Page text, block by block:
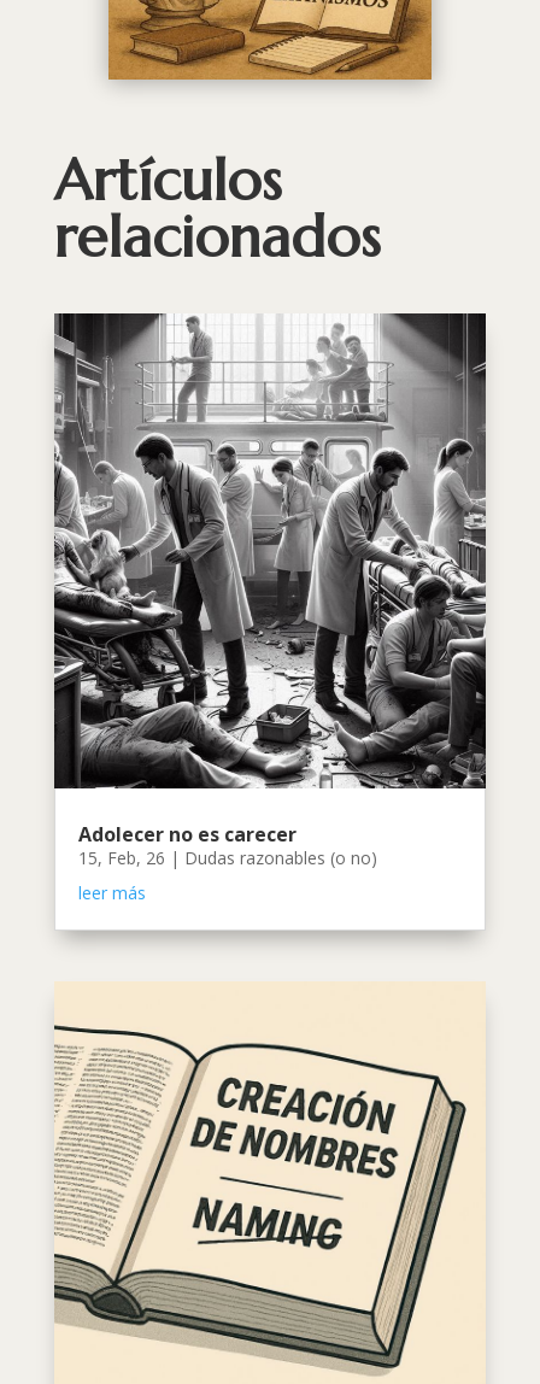
Artículos
relacionados
Adolecer no es carecer
15, Feb, 26 | Dudas razonables (o no)
leer más